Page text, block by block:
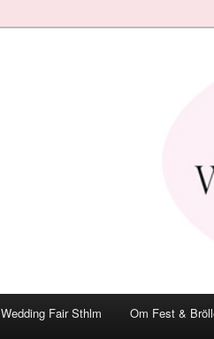
Bröllopsmässa
Hoppa
Wedding Fair Sthlm Om Fest &